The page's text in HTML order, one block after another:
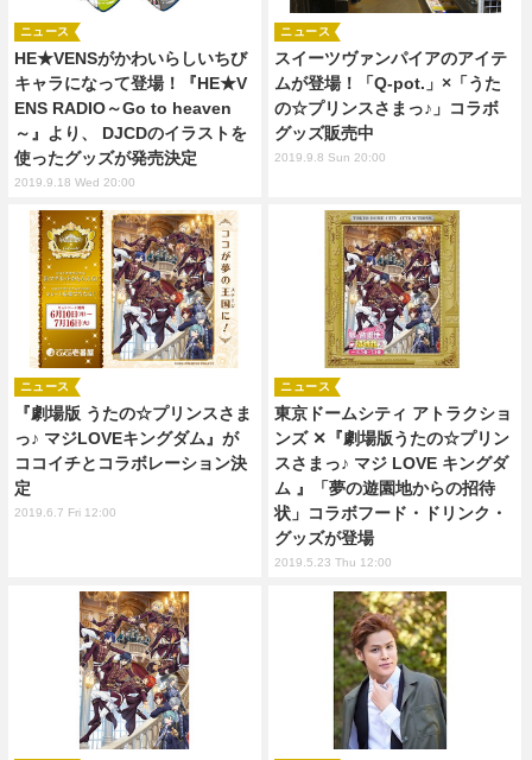
HE★VENSがかわいらしいちび
キャラになって登場！『HE★V
ENS RADIO～Go to heaven
～』より、 DJCDのイラストを
使ったグッズが発売決定
ニュース
2019.9.18 Wed 20:00
スイーツヴァンパイアのアイテ
ムが登場！「Q-pot.」×「うた
の☆プリンスさまっ♪」コラボ
グッズ販売中
ニュース
2019.9.8 Sun 20:00
『劇場版 うたの☆プリンスさま
っ♪ マジLOVEキングダム』が
ココイチとコラボレーション決
定
ニュース
2019.6.7 Fri 12:00
東京ドームシティ アトラクショ
ンズ ✕『劇場版うたの☆プリン
スさまっ♪ マジ LOVE キングダ
ム 』「夢の遊園地からの招待
状」コラボフード・ドリンク・
グッズが登場
ニュース
2019.5.23 Thu 12:00